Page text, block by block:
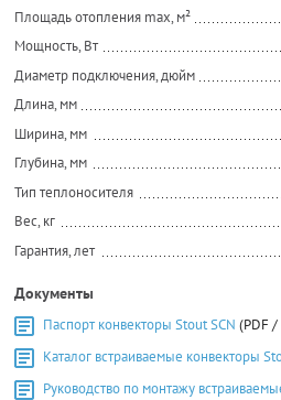
Площадь отопления max, м²
Мощность, Вт
Диаметр подключения, дюйм
Длина, мм
Ширина, мм
Глубина, мм
Тип теплоносителя
Вес, кг
Гарантия, лет
Документы
Паспорт конвекторы Stout SCN (PDF
Каталог встраиваемые конвекторы
Руководство по монтажу